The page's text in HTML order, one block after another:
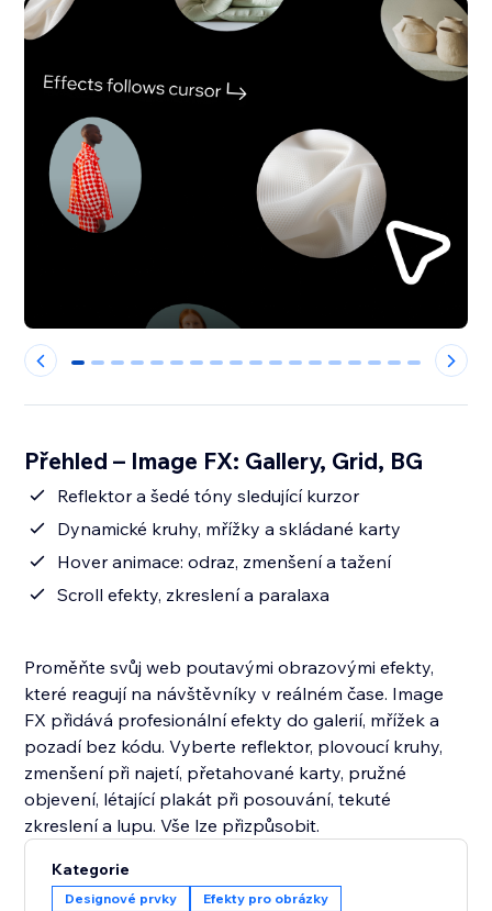
0 1 2 3 4 5 6 7 8 9 10 11 12 13 14 15 16 17
Přehled – Image FX: Gallery, Grid, BG
Reflektor a šedé tóny sledující kurzor
Dynamické kruhy, mřížky a skládané karty
Hover animace: odraz, zmenšení a tažení
Scroll efekty, zkreslení a paralaxa
Proměňte svůj web poutavými obrazovými efekty,
které reagují na návštěvníky v reálném čase. Image
FX přidává profesionální efekty do galerií, mřížek a
pozadí bez kódu. Vyberte reflektor, plovoucí kruhy,
zmenšení při najetí, přetahované karty, pružné
objevení, létající plakát při posouvání, tekuté
zkreslení a lupu. Vše lze přizpůsobit.
Kategorie
Designové prvky Efekty pro obrázky